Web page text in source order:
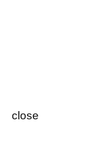
close